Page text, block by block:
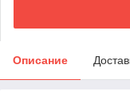
Описание